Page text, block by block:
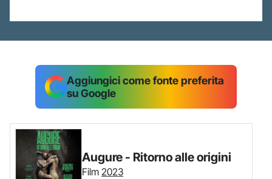
Aggiungici come fonte preferita
su Google
Augure - Ritorno alle origini
Film 2023